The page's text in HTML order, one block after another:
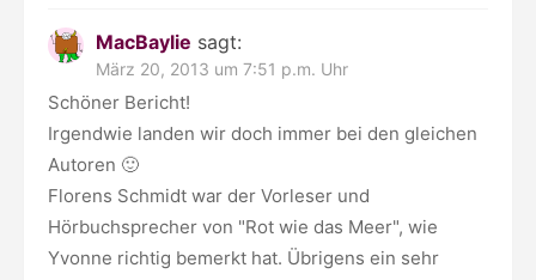
MacBaylie sagt:
März 20, 2013 um 7:51 p.m. Uhr
Schöner Bericht!
Irgendwie landen wir doch immer bei den gleichen
Autoren 🙂
Florens Schmidt war der Vorleser und
Hörbuchsprecher von "Rot wie das Meer", wie
Yvonne richtig bemerkt hat. Übrigens ein sehr